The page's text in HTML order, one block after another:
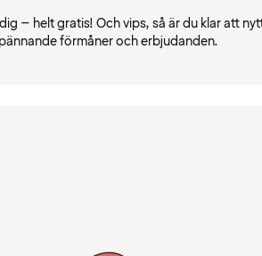
– helt gratis! Och vips, så är du klar att
förmåner och erbjudanden.